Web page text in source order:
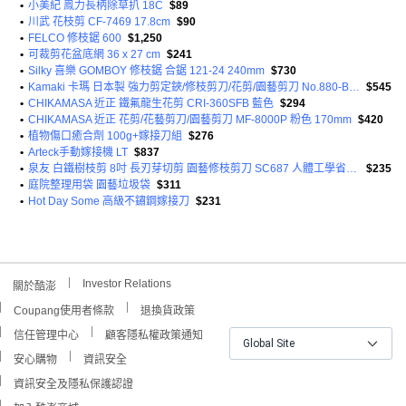
• 小美紀 鳯力長柄除草扒 18C $89
• 川武 花枝剪 CF-7469 17.8cm $90
• FELCO 修枝鋸 600 $1,250
• 可裁剪花盆底網 36 x 27 cm $241
• Silky 喜樂 GOMBOY 修枝鋸 合鋸 121-24 240mm $730
•
Kamaki 卡瑪 日本製 強力剪定鋏/修枝剪刀/花剪/園藝剪刀 No.880-B 200mm 190g $545
• CHIKAMASA 近正 鐵氟龍生花剪 CRI-360SFB 藍色 $294
• CHIKAMASA 近正 花剪/花藝剪刀/園藝剪刀 MF-8000P 粉色 170mm $420
• 植物傷口癒合劑 100g+嫁接刀組
$276
• Arteck手動嫁接機 LT $837
•
泉友 白鐵樹枝剪 8吋 長刃芽切剪 園藝修枝剪刀 SC687 人體工學省力設計
$235
• 庭院整理用袋 園藝垃圾袋 $311
• Hot Day Some 高級不鏽鋼嫁接刀 $231
關於酷澎 Investor Relations
Coupang使用者條款
退換貨政策
信任管理中心
顧客隱私權政策通知
安心購物
資訊安全
資訊安全及隱私保護認證
Global Site